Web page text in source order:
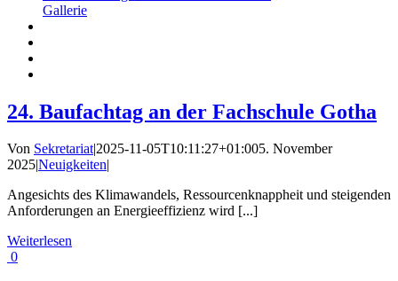
Gallerie
24. Baufachtag an der Fachschule Gotha
Von Sekretariat|2025-11-05T10:11:27+01:005. November
2025|Neuigkeiten|
Angesichts des Klimawandels, Ressourcenknappheit und steigenden
Anforderungen an Energieeffizienz wird [...]
Weiterlesen
0